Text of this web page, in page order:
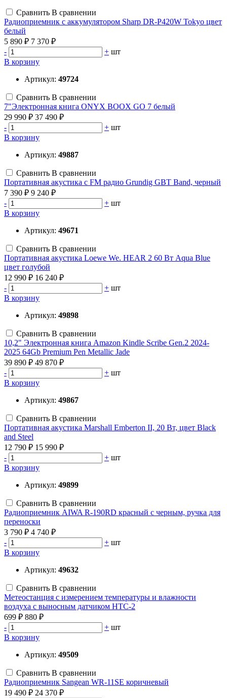
Сравнить В сравнении
Радиоприемник с аккумулятором Sharp DR-P420W Tokyo цвет
белый
5 890 ₽ 7 370 ₽
-
+ шт
В корзину
Артикул: 49724
Сравнить В сравнении
7"Электронная книга ONYX BOOX GO 7 белый
29 990 ₽ 37 490 ₽
-
+ шт
В корзину
Артикул: 49887
Сравнить В сравнении
Портативная акустика с FM радио Grundig GBT Band, черный
7 390 ₽ 9 240 ₽
-
+ шт
В корзину
Артикул: 49671
Сравнить В сравнении
Портативная акустика Loewe We. HEAR 2 60 Вт Aqua Blue
цвет голубой
12 990 ₽ 16 240 ₽
-
+ шт
В корзину
Артикул: 49898
Сравнить В сравнении
10,2" Электронная книга Amazon Kindle Scribe Gen.2 2024-
2025 64Gb Premium Pen Metallic Jade
39 890 ₽ 49 870 ₽
-
+ шт
В корзину
Артикул: 49867
Сравнить В сравнении
Портативная акустика Marshall Emberton II, 20 Вт, цвет Black
and Steel
12 790 ₽ 15 990 ₽
-
+ шт
В корзину
Артикул: 49899
Сравнить В сравнении
Радиоприемник AIWA R-190RD красный с черным, ручка для
переноски
3 790 ₽ 4 740 ₽
-
+ шт
В корзину
Артикул: 49632
Сравнить В сравнении
Метеостанция с измерением температуры и влажности
воздуха с выносным датчиком HTC-2
699 ₽ 880 ₽
-
+ шт
В корзину
Артикул: 49509
Сравнить В сравнении
Радиоприемник Sangean WR-11SE коричневый
19 490 ₽ 24 370 ₽